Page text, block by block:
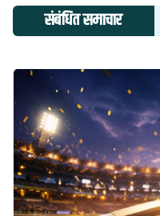
संबंधित समाचार